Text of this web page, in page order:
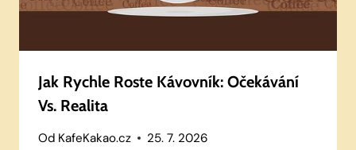
Jak Rychle Roste Kávovník: Očekávání
Vs. Realita
Od KafeKakao.cz 25. 7. 2026